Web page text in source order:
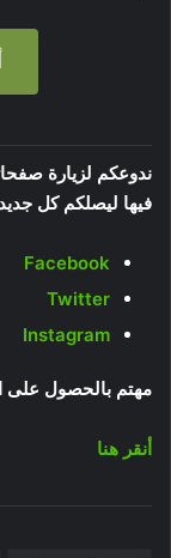
ندوعكم لزيارة
فيها ليصلكم كل
Facebook
Twitter
Instagram
مهتم بالحصول على
أنقر هنا